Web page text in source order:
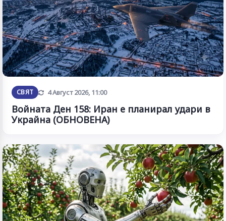
СВЯТ Обновена
4 Август 2026, 11:00
Войната Ден 158: Иран е планирал удари в
Украйна (ОБНОВЕНА)